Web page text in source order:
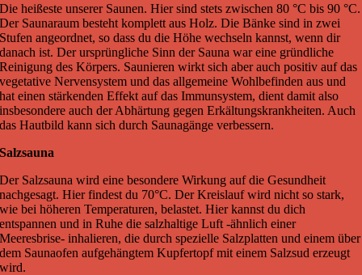
Die heißeste unserer Saunen. Hier sind stets zwischen 80 °C bis 90 °C.
Der Saunaraum besteht komplett aus Holz. Die Bänke sind in zwei
Stufen angeordnet, so dass du die Höhe wechseln kannst, wenn dir
danach ist. Der ursprüngliche Sinn der Sauna war eine gründliche
Reinigung des Körpers. Saunieren wirkt sich aber auch positiv auf das
vegetative Nervensystem und das allgemeine Wohlbefinden aus und
hat einen stärkenden Effekt auf das Immunsystem, dient damit also
insbesondere auch der Abhärtung gegen Erkältungskrankheiten. Auch
das Hautbild kann sich durch Saunagänge verbessern.
Salzsauna
Der Salzsauna wird eine besondere Wirkung auf die Gesundheit
nachgesagt. Hier findest du 70°C. Der Kreislauf wird nicht so stark,
wie bei höheren Temperaturen, belastet. Hier kannst du dich
entspannen und in Ruhe die salzhaltige Luft -ähnlich einer
Meeresbrise- inhalieren, die durch spezielle Salzplatten und einem über
dem Saunaofen aufgehängtem Kupfertopf mit einem Salzsud erzeugt
wird.